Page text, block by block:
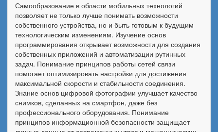
Самообразование в области мобильных технологий
позволяет не только лучше понимать возможности
собственного устройства, но и быть готовым к будущим
технологическим изменениям. Изучение основ
программирования открывает возможности для создания
собственных приложений и автоматизации рутинных
задач. Понимание принципов работы сетей связи
помогает оптимизировать настройки для достижения
максимальной скорости и стабильности соединения.
Знание основ цифровой фотографии улучшает качество
снимков, сделанных на смартфон, даже без
профессионального оборудования. Понимание
принципов информационной безопасности защищает